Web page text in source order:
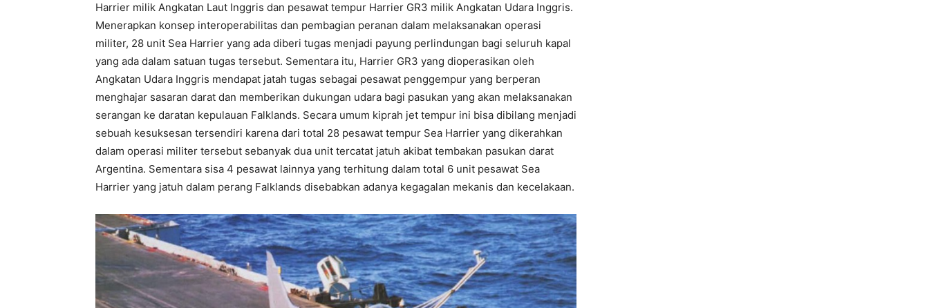
Harrier milik Angkatan Laut Inggris dan pesawat tempur Harrier GR3 milik Angkatan Udara Inggris.
Menerapkan konsep interoperabilitas dan pembagian peranan dalam melaksanakan operasi
militer, 28 unit Sea Harrier yang ada diberi tugas menjadi payung perlindungan bagi seluruh kapal
yang ada dalam satuan tugas tersebut. Sementara itu, Harrier GR3 yang dioperasikan oleh
Angkatan Udara Inggris mendapat jatah tugas sebagai pesawat penggempur yang berperan
menghajar sasaran darat dan memberikan dukungan udara bagi pasukan yang akan melaksanakan
serangan ke daratan kepulauan Falklands. Secara umum kiprah jet tempur ini bisa dibilang menjadi
sebuah kesuksesan tersendiri karena dari total 28 pesawat tempur Sea Harrier yang dikerahkan
dalam operasi militer tersebut sebanyak dua unit tercatat jatuh akibat tembakan pasukan darat
Argentina. Sementara sisa 4 pesawat lainnya yang terhitung dalam total 6 unit pesawat Sea
Harrier yang jatuh dalam perang Falklands disebabkan adanya kegagalan mekanis dan kecelakaan.